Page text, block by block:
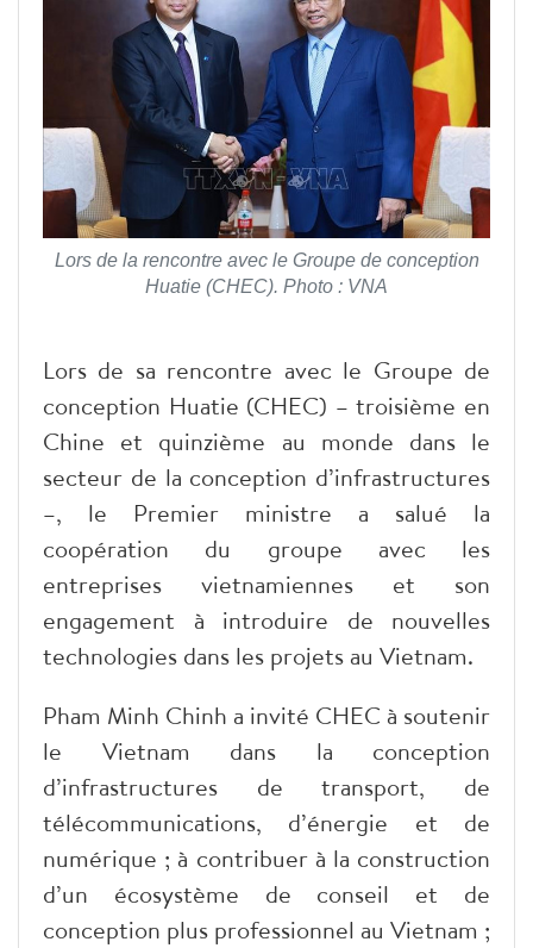
Lors de la rencontre avec le Groupe de conception
Huatie (CHEC). Photo : VNA
Lors de sa rencontre avec le Groupe de
conception Huatie (CHEC) – troisième en
Chine et quinzième au monde dans le
secteur de la conception d’infrastructures
–, le Premier ministre a salué la
coopération du groupe avec les
entreprises vietnamiennes et son
engagement à introduire de nouvelles
technologies dans les projets au Vietnam.
Pham Minh Chinh a invité CHEC à soutenir
le Vietnam dans la conception
d’infrastructures de transport, de
télécommunications, d’énergie et de
numérique ; à contribuer à la construction
d’un écosystème de conseil et de
conception plus professionnel au Vietnam ;